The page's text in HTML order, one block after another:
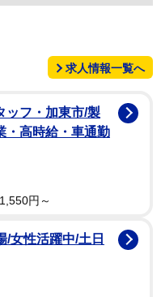
求人情報一覧へ
ッフ・加東市/製
・高時給・車通勤
円～
/女性活躍中/土日